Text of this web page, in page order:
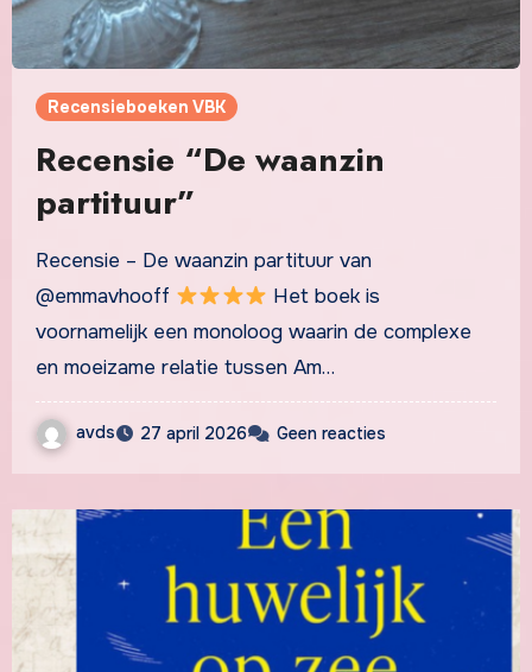
Recensieboeken VBK
Recensie “De waanzin
partituur”
Recensie – De waanzin partituur van
@emmavhooff
Het boek is
voornamelijk een monoloog waarin de complexe
en moeizame relatie tussen Am…
avds 27 april 2026 Geen reacties